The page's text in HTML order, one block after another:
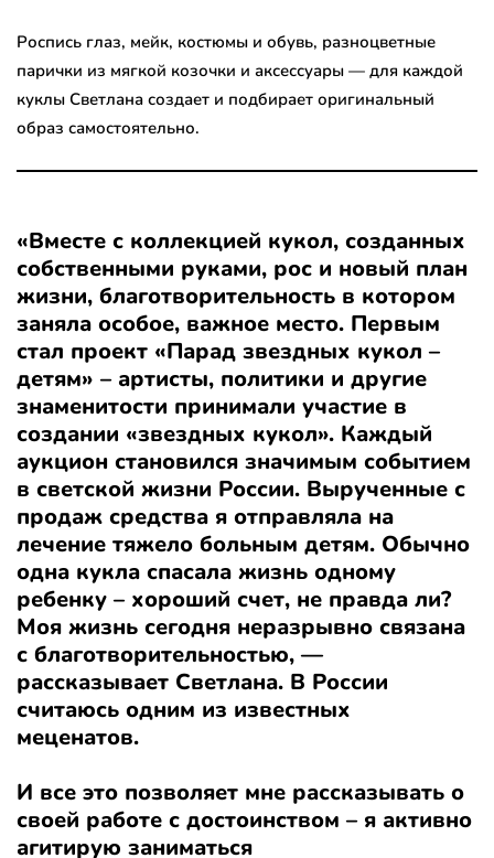
Роспись глаз, мейк, костюмы и обувь, разноцветные
парички из мягкой козочки и аксессуары — для каждой
куклы Светлана создает и подбирает оригинальный
образ самостоятельно.
«Вместе с коллекцией кукол, созданных
собственными руками, рос и новый план
жизни, благотворительность в котором
заняла особое, важное место. Первым
стал проект «Парад звездных кукол –
детям» – артисты, политики и другие
знаменитости принимали участие в
создании «звездных кукол». Каждый
аукцион становился значимым событием
в светской жизни России. Вырученные с
продаж средства я отправляла на
лечение тяжело больным детям. Обычно
одна кукла спасала жизнь одному
ребенку – хороший счет, не правда ли?
Моя жизнь сегодня неразрывно связана
с благотворительностью, —
рассказывает Светлана. В России
считаюсь одним из известных
меценатов.
И все это позволяет мне рассказывать о
своей работе с достоинством – я активно
агитирую заниматься